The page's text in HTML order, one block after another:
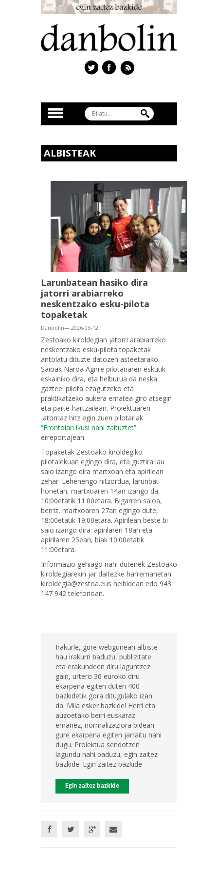
ALBISTEAK
Larunbatean hasiko dira
jatorri arabiarreko
neskentzako esku-pilota
topaketak
Danbolin— 2026-03-12
Zestoako kiroldegian jatorri arabiarreko
neskentzako esku-pilota topaketak
antolatu dituzte datozen asteetarako.
Saioak Naroa Agirre pilotariaren eskutik
eskainiko dira, eta helburua da neska
gazteei pilota ezagutzeko eta
praktikatzeko aukera ematea giro atsegin
eta parte-hartzailean. Proiektuaren
jatorriaz hitz egin zuen pilotariak
“Frontoian ikusi nahi zaituztet”
erreportajean.
Topaketak Zestoako kiroldegiko
pilotalekuan egingo dira, eta guztira lau
saio izango dira martxoan eta apirilean
zehar. Lehenengo hitzordua, larunbat
honetan, martxoaren 14an izango da,
10:00etatik 11:00etara. Bigarren saioa,
berriz, martxoaren 27an egingo dute,
18:00etatik 19:00etara. Apirilean beste bi
saio izango dira: apirilaren 18an eta
apirilaren 25ean, biak 10:00etatik
11:00etara.
Informazio gehiago nahi dutenek Zestoako
kiroldegiarekin jar daitezke harremanetan:
kiroldegia@zestoa.eus helbidean edo 943
147 942 telefonoan.
Irakurle, gure webgunean albiste
hau irakurri baduzu, publizitate
eta erakundeen diru laguntzez
gain, urtero 36 euroko diru
ekarpena egiten duten 400
bazkidetik gora ditugulako izan
da. Mila esker bazkide! Herri eta
auzoetako berri euskaraz
emanez, normalizaziora bidean
gure ekarpena egiten jarraitu nahi
dugu. Proiektua sendotzen
lagundu nahi baduzu, egin zaitez
bazkide. Egin zaitez bazkide
Egin zaitez bazkide